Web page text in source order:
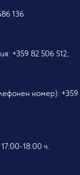
136
+359 82 506 512;
номер): +359
18:00 ч.